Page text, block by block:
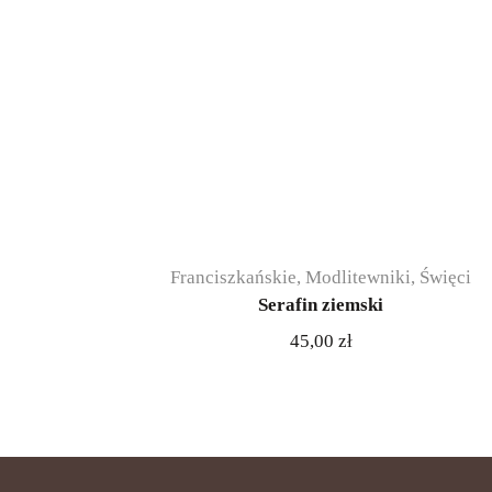
Franciszkańskie, Modlitewniki, Święci
Serafin ziemski
45,00 zł